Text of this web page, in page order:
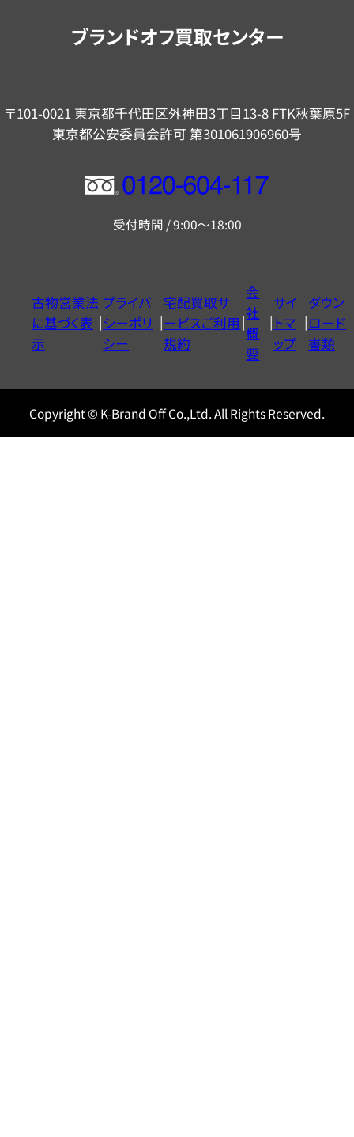
ブランドオフ買取センター
〒101-0021 東京都千代田区外神田3丁目13-8 FTK秋葉原5F
東京都公安委員会許可 第301061906960号
フ
ー
ヤ
ル
0120604117
受付時間 / 9:00～18:00
古物営業法
に基づく表
示
プライバ
シーポリ
シー
宅配買取サ
ービスご利用
規約
会
社
概
要
サイ
トマ
ップ
ダウン
ロード
書類
Copyright © K-Brand Off Co.,Ltd. All Rights Reserved.